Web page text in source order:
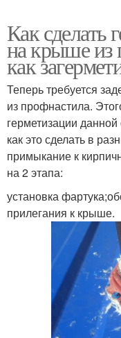
Как сделать
на крыше из
как
Теперь требуется
из профнастила.
герметизации
как это сделать в
примыкание к
на 2 этапа:
установка
прилегания к крыше.